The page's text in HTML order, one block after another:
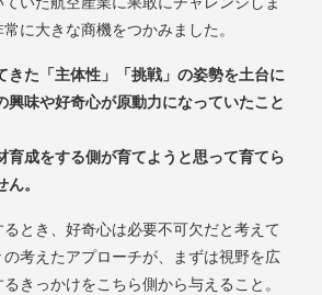
に大きな商機をつかみました。
きた「主体性」「挑戦」の姿勢を土台に
興味や好奇心が原動力になっていたこと
育成をする側が育てようと思って育てら
。
とき、好奇心は必要不可欠だと考えて
考えたアプローチが、まずは視野を広
きっかけをこちら側から与えること。